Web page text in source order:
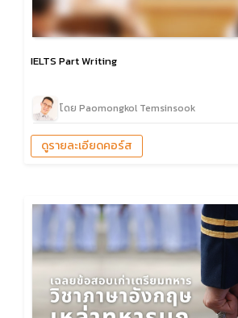
IELTS Part Writing
โดย Paomongkol Temsinsook
ดูรายละเอียดคอร์ส